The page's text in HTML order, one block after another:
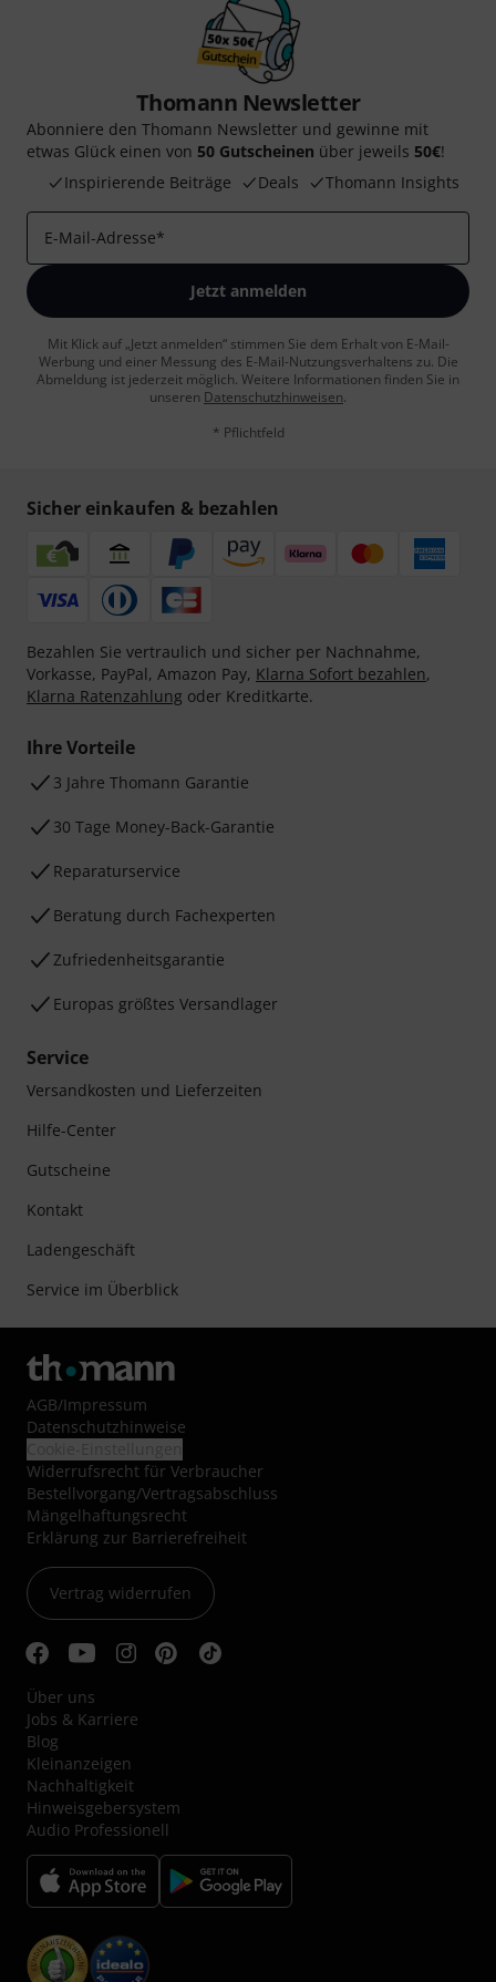
Thomann Newsletter
Abonniere den Thomann Newsletter und gewinne mit
etwas Glück einen von 50 Gutscheinen über jeweils 50€!
Inspirierende Beiträge
Deals Thomann Insights
E-Mail-Adresse*
Jetzt anmelden
Mit Klick auf „Jetzt anmelden“ stimmen Sie dem Erhalt von E-Mail-
Werbung und einer Messung des E-Mail-Nutzungsverhaltens zu. Die
Abmeldung ist jederzeit möglich. Weitere Informationen finden Sie in
unseren Datenschutzhinweisen.
* Pflichtfeld
Sicher einkaufen & bezahlen
Bezahlen Sie vertraulich und sicher per Nachnahme,
Vorkasse, PayPal, Amazon Pay, Klarna Sofort bezahlen,
Klarna Ratenzahlung oder Kreditkarte.
Ihre Vorteile
3 Jahre Thomann Garantie
30 Tage Money-Back-Garantie
Reparaturservice
Beratung durch Fachexperten
Zufriedenheitsgarantie
Europas größtes Versandlager
Service
Versandkosten und Lieferzeiten
Hilfe-Center
Gutscheine
Kontakt
Ladengeschäft
Service im Überblick
AGB/Impressum
Datenschutzhinweise
Widerrufsrecht für Verbraucher
Bestellvorgang/Vertragsabschluss
Mängelhaftungsrecht
Erklärung zur Barrierefreiheit
Vertrag widerrufen
Über uns
Jobs & Karriere
Blog
Kleinanzeigen
Nachhaltigkeit
Hinweisgebersystem
Audio Professionell